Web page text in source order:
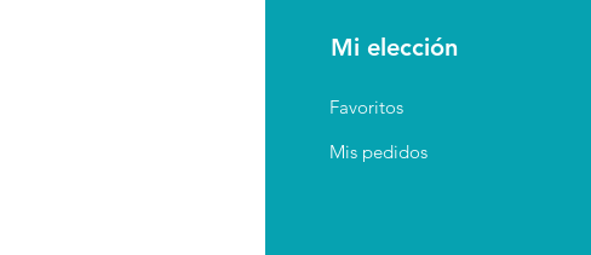
Mi elección
Favoritos
Mis pedidos